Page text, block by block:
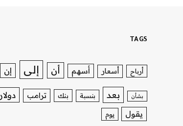
TAGS
أرباح أسعار أسهم أن إلى إن
بشأن بعد بنسبة بنك ترامب دولار
يقول يوم